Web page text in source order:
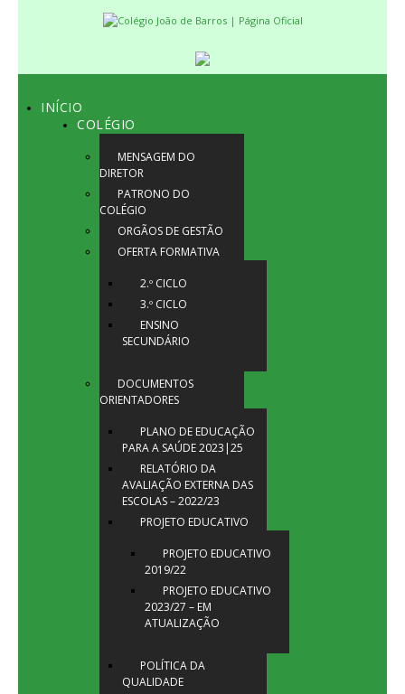
INÍCIO
COLÉGIO
MENSAGEM DO
DIRETOR
PATRONO DO
COLÉGIO
ORGÃOS DE GESTÃO
OFERTA FORMATIVA
2.º CICLO
3.º CICLO
ENSINO
SECUNDÁRIO
DOCUMENTOS
ORIENTADORES
PLANO DE EDUCAÇÃO
PARA A SAÚDE 2023|25
RELATÓRIO DA
AVALIAÇÃO EXTERNA DAS
ESCOLAS – 2022/23
PROJETO EDUCATIVO
PROJETO EDUCATIVO
2019/22
PROJETO EDUCATIVO
2023/27 – EM
ATUALIZAÇÃO
POLÍTICA DA
QUALIDADE